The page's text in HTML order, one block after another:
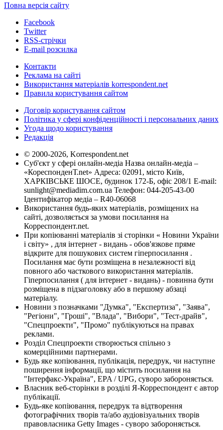
Повна версія сайту
Facebook
Twitter
RSS-стрічки
E-mail розсилка
Контакти
Реклама на сайті
Використання матеріалів korrespondent.net
Правила користування сайтом
Договір користування сайтом
Політика у сфері конфіденційності і персональних даних
Угода щодо користування
Редакція
© 2000-2026, Korrespondent.net
Суб'єкт у сфері онлайн-медіа Назва онлайн-медіа –
«КореспонденТ.net» Адреса: 02091, місто Київ,
ХАРКІВСЬКЕ ШОСЕ, будинок 172-Б, офіс 208/1 E-mail:
sunlight@mediadim.com.ua Телефон: 044-205-43-00
Ідентифікатор медіа – R40-06068
Використання будь-яких матеріалів, розміщених на
сайті, дозволяється за умови посилання на
Корреспондент.net.
При копіюванні матеріалів зі сторінки « Новини України
і світу» , для інтернет - видань - обов'язкове пряме
відкрите для пошукових систем гіперпосилання .
Посилання має бути розміщена в незалежності від
повного або часткового використання матеріалів.
Гіперпосилання ( для інтернет - видань) - повинна бути
розміщена в підзаголовку або в першому абзаці
матеріалу.
Новини з позначками "Думка", "Експертиза", "Заява",
"Регіони", "Гроші", "Влада", "Вибори", "Тест-драйв",
"Спецпроекти", "Промо" публікуються на правах
реклами.
Розділ Спецпроекти створюється спільно з
комерційними партнерами.
Будь яке копіювання, публікація, передрук, чи наступне
поширення інформації, що містить посилання на
"Інтерфакс-Україна", EPA / UPG, суворо забороняється.
Власник веб-сторінки в розділі Я-Корреспондент є автор
публікації.
Будь-яке копіювання, передрук та відтворення
фотографічних творів та/або аудіовізуальних творів
правовласника Getty Images - суворо забороняється.